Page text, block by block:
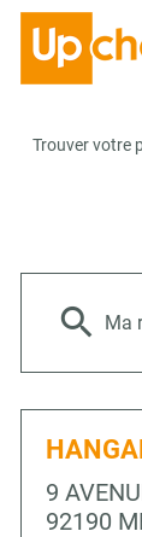
Trouver votre
Ma
9
92190